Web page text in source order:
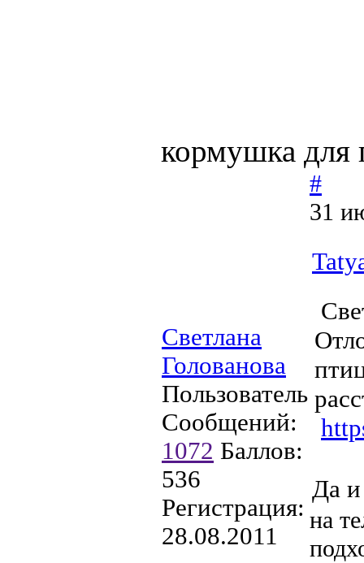
кормушка для
Светлана
Голованова
Пользователь
Сообщений:
1072 Баллов:
536
Регистрация:
28.08.2011
#
31
Да
на